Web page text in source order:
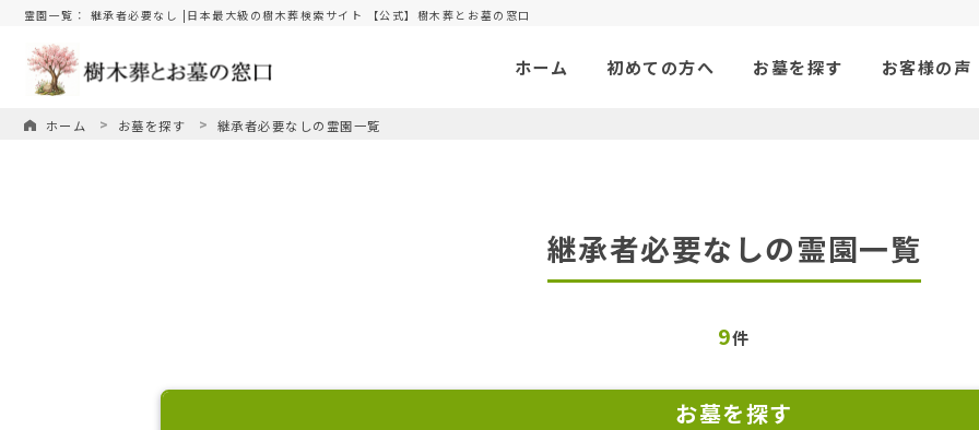
霊園一覧： 継承者必要なし |日本最大級の樹木葬検索サイト 【公式】樹木葬とお墓の窓口
ホーム 初めての方へ お墓を探す お客様の声
ホーム お墓を探す 継承者必要なしの霊園一覧
継承者必要なしの霊園一覧
9件
お墓を探す